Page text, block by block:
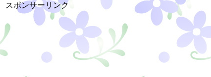
スポンサーリンク